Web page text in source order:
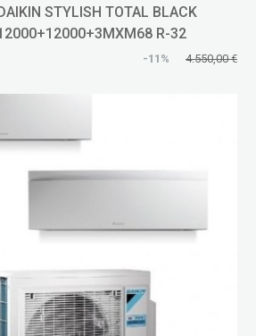
STYLISH TOTAL BLACK
R-32
-11% 4.550,00 €